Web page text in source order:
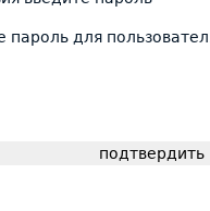
для
подтвердить